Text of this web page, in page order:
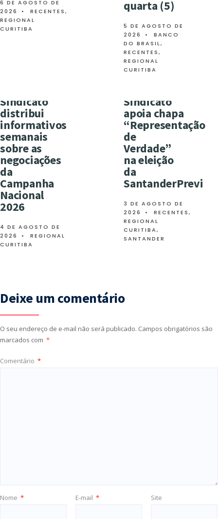
6 DE AGOSTO DE
2026
• RECENTES,
REGIONAL
CURITIBA
quarta (5)
5 DE AGOSTO DE
2026
•
BANCO
DO BRASIL,
RECENTES,
REGIONAL
CURITIBA
Sindicato
distribui
informativos
semanais
sobre as
negociações
da
Campanha
Nacional
2026
4 DE AGOSTO DE
2026
•
REGIONAL
CURITIBA
Sindicato
apoia chapa
“Representação
de
Verdade”
na eleição
da
SantanderPrevi
3 DE AGOSTO DE
2026
• RECENTES,
REGIONAL
CURITIBA,
SANTANDER
Deixe um comentário
O seu endereço de e-mail não será publicado. Campos obrigatórios são
marcados com *
Comentário *
Nome * E-mail * Site